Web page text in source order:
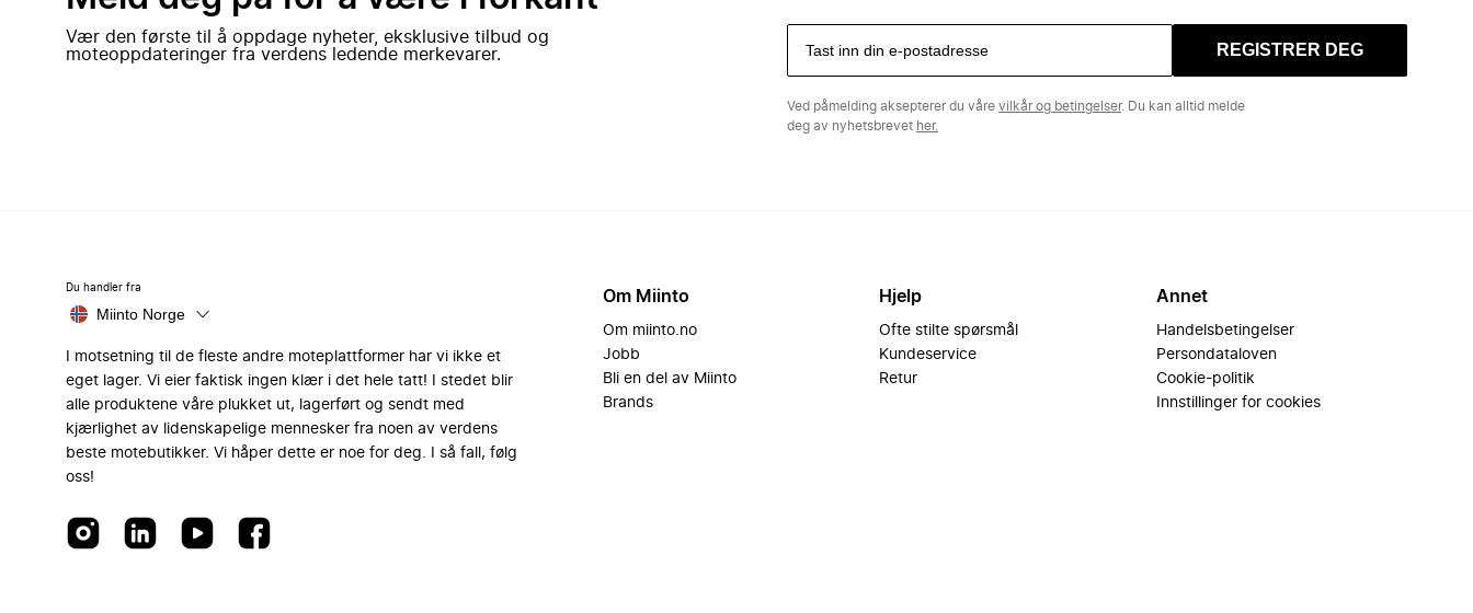
Vær den første til å oppdage nyheter, eksklusive tilbud og
moteoppdateringer fra verdens ledende merkevarer.
REGISTRER DEG
Ved påmelding aksepterer du våre vilkår og betingelser. Du kan alltid melde
deg av nyhetsbrevet her.
Du handler fra
Miinto Norge
I motsetning til de fleste andre moteplattformer har vi ikke et
eget lager. Vi eier faktisk ingen klær i det hele tatt! I stedet blir
alle produktene våre plukket ut, lagerført og sendt med
kjærlighet av lidenskapelige mennesker fra noen av verdens
beste motebutikker. Vi håper dette er noe for deg. I så fall, følg
oss!
Om Miinto
Om miinto.no
Jobb
Bli en del av Miinto
Brands
Hjelp
Ofte stilte spørsmål
Kundeservice
Retur
Annet
Handelsbetingelser
Persondataloven
Cookie-politik
Innstillinger for cookies